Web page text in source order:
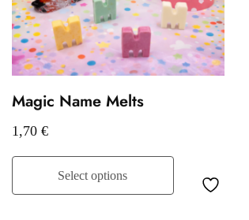
Magic Name Melts
1,70 €
Select options